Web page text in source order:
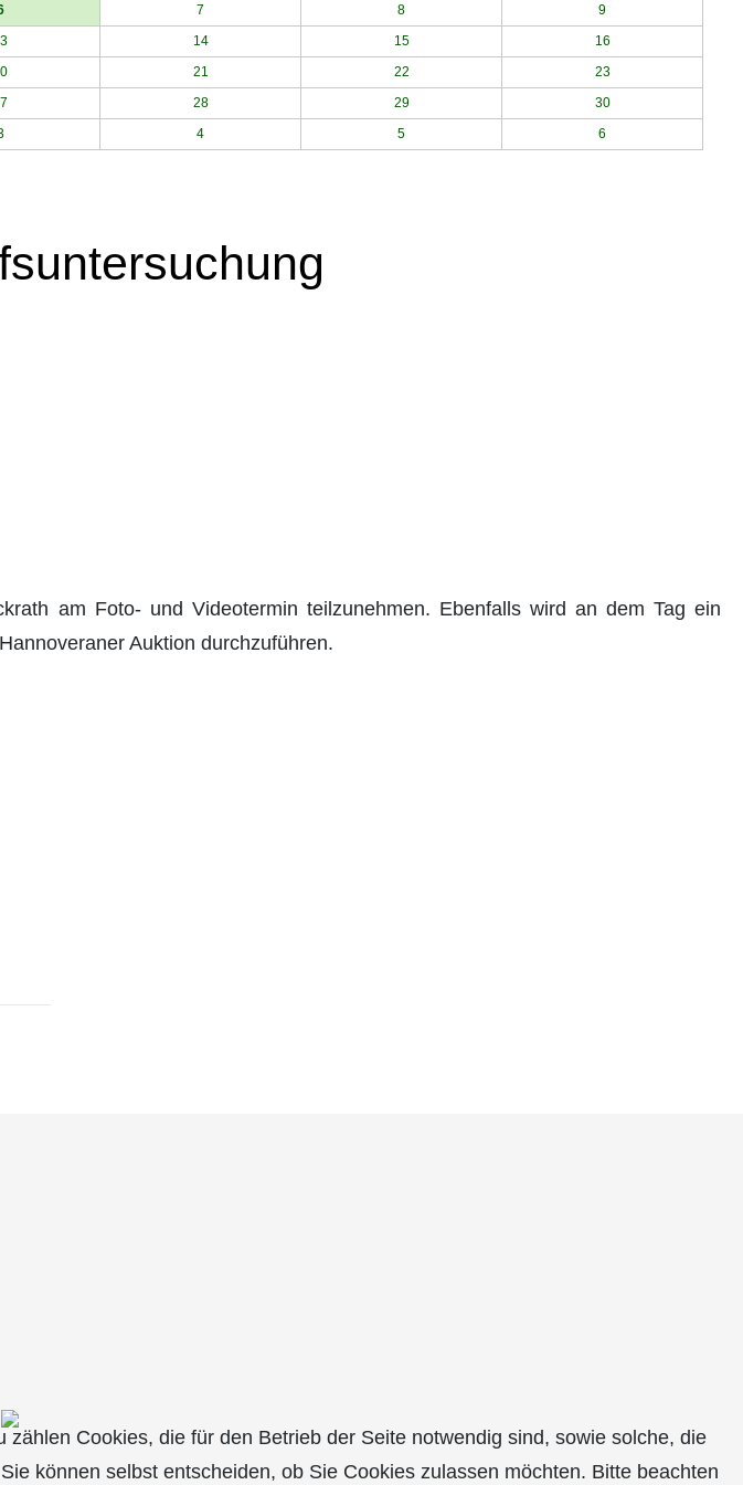
7 8
9
14 15
16
21 22
23
28 29
30
4 5 6
am Foto- und Videotermin teilzunehmen. Ebenfalls wird an dem Tag ein
Auktion durchzuführen.
Cookies, die für den Betrieb der Seite notwendig sind, sowie solche, die
können selbst entscheiden, ob Sie Cookies zulassen möchten. Bitte beachten